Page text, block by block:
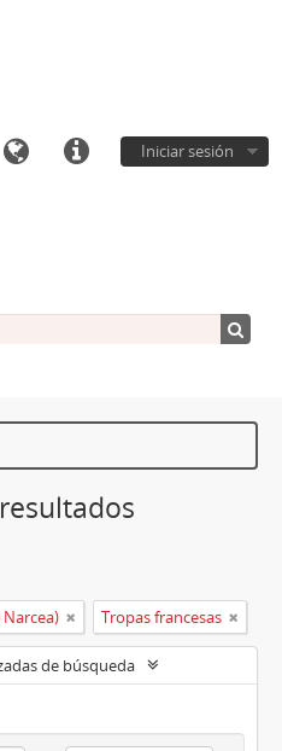
Iniciar sesión
Narcea) Tropas francesas
de búsqueda